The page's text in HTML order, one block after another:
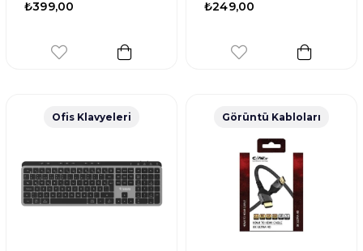
₺399,00 ₺249,00
Ofis Klavyeleri Görüntü Kabloları